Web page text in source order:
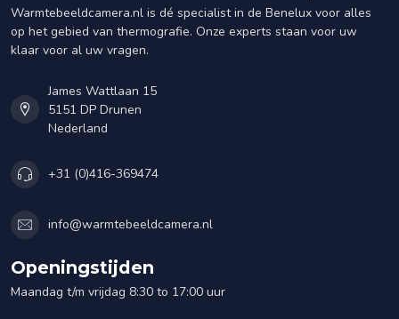
Warmtebeeldcamera.nl is dé specialist in de Benelux voor alles
op het gebied van thermografie. Onze experts staan voor uw
klaar voor al uw vragen.
James Wattlaan 15
5151 DP Drunen
Nederland
+31 (0)416-369474
info@warmtebeeldcamera.nl
Openingstijden
Maandag t/m vrijdag 8:30 to 17:00 uur